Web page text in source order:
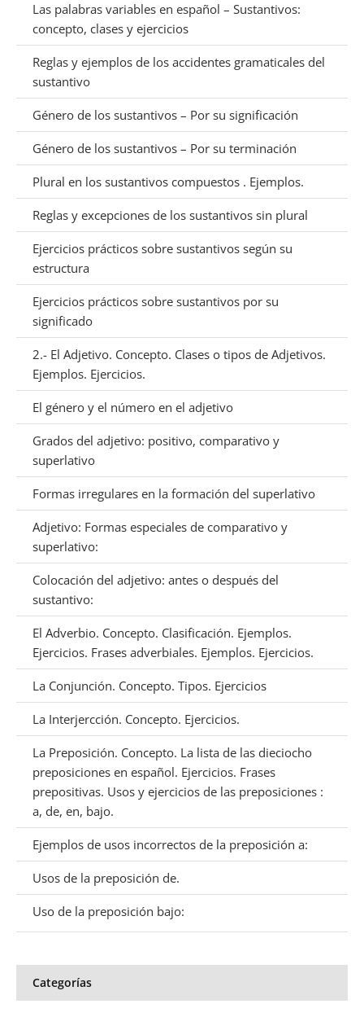
Las palabras variables en español – Sustantivos:
concepto, clases y ejercicios
Reglas y ejemplos de los accidentes gramaticales del
sustantivo
Género de los sustantivos – Por su significación
Género de los sustantivos – Por su terminación
Plural en los sustantivos compuestos . Ejemplos.
Reglas y excepciones de los sustantivos sin plural
Ejercicios prácticos sobre sustantivos según su
estructura
Ejercicios prácticos sobre sustantivos por su
significado
2.- El Adjetivo. Concepto. Clases o tipos de Adjetivos.
Ejemplos. Ejercicios.
El género y el número en el adjetivo
Grados del adjetivo: positivo, comparativo y
superlativo
Formas irregulares en la formación del superlativo
Adjetivo: Formas especiales de comparativo y
superlativo:
Colocación del adjetivo: antes o después del
sustantivo:
El Adverbio. Concepto. Clasificación. Ejemplos.
Ejercicios. Frases adverbiales. Ejemplos. Ejercicios.
La Conjunción. Concepto. Tipos. Ejercicios
La Interjercción. Concepto. Ejercicios.
La Preposición. Concepto. La lista de las dieciocho
preposiciones en español. Ejercicios. Frases
prepositivas. Usos y ejercicios de las preposiciones :
a, de, en, bajo.
Ejemplos de usos incorrectos de la preposición a:
Usos de la preposición de.
Uso de la preposición bajo:
Categorías